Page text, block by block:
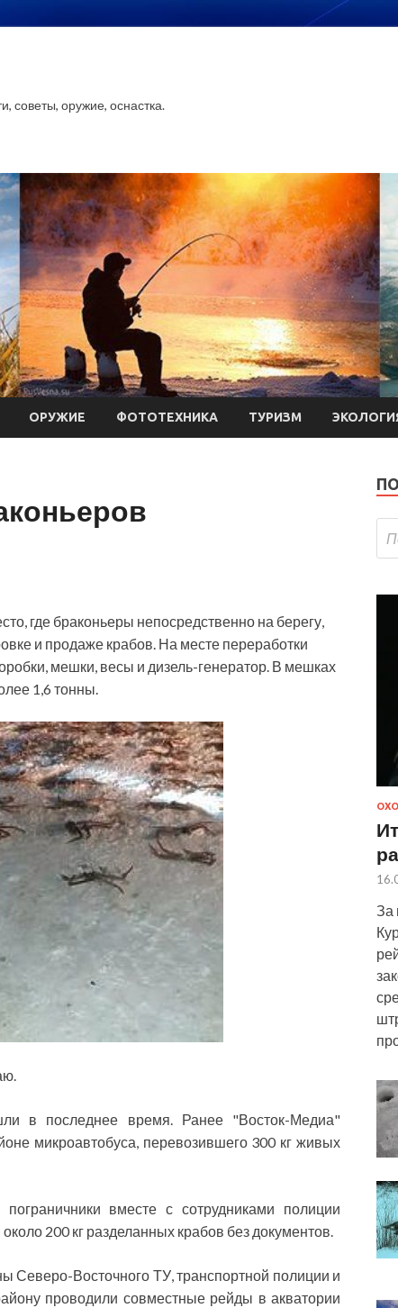
советы, оружие, оснастка.
ОРУЖИЕ ФОТОТЕХНИКА ТУРИЗМ
где браконьеры непосредственно на берегу,
и продаже крабов. На месте переработки
мешки, весы и дизель-генератор. В мешках
1,6 тонны.
в последнее время. Ранее "Восток-Медиа"
микроавтобуса, перевозившего 300 кг живых
вместе с сотрудниками полиции
200 кг разделанных крабов без документов.
Северо-Восточного ТУ, транспортной полиции и
проводили совместные рейды в акватории
За